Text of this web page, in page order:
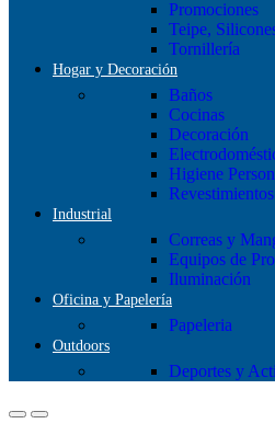
Promociones
Teipe,
Tornillería
Hogar y Decoración
Baños
Cocinas
Decoración
Higiene
Industrial
Correas y
Equipos de
Iluminación
Oficina y Papelería
Papeleria
Outdoors
Deportes y